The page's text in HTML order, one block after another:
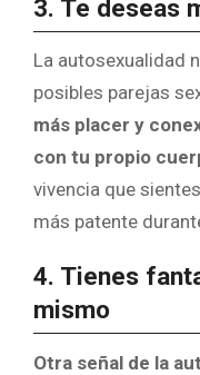
3. Te deseas
La autosexualidad
posibles parejas
más placer y
con tu propio
vivencia que
más patente
4. Tienes
mismo
Otra señal de la